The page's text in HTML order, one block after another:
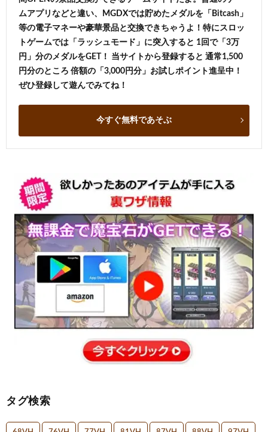
ムアプリなどと違い、MGDXでは貯めたメダルを「Bitcash」
等の電子マネーや豪華景品と交換できちゃうよ！特にスロッ
トゲームでは「ラッシュモード」に突入すると 1回で「3万
円」分のメダルをGET！ 当サイトから登録すると 通常1,500
円分のところ 倍額の「3,000円分」お試しポイント進呈中！
ぜひ登録して遊んでみてね！
今すぐ無料であそぶ
タグ検索